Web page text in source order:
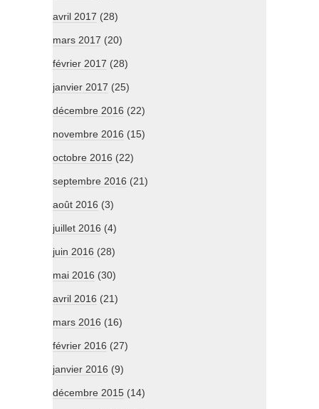
avril 2017 (28)
mars 2017 (20)
février 2017 (28)
janvier 2017 (25)
décembre 2016 (22)
novembre 2016 (15)
octobre 2016 (22)
septembre 2016 (21)
août 2016 (3)
juillet 2016 (4)
juin 2016 (28)
mai 2016 (30)
avril 2016 (21)
mars 2016 (16)
février 2016 (27)
janvier 2016 (9)
décembre 2015 (14)